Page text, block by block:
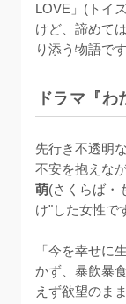
LOVE」(トイ
けど、諦めて
り添う物語です
ドラマ『
先行き不透明
不安を抱えな
萌(さくらば・
け"した女性で
「今を幸せに
かず、暴飲暴
えず欲望のま